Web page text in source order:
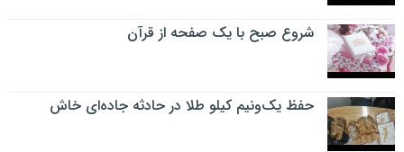
شروع صبح با یک صفحه از قرآن
حفظ یک‌ونیم کیلو طلا در حادثه جاده‌ای خاش